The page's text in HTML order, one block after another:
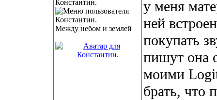
Константин.
Между небом и землей
у меня
ней
покупать
пишут она
моими
брать, что